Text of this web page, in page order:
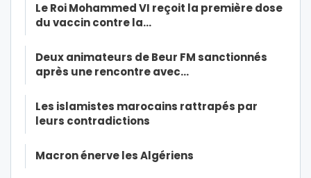
Le Roi Mohammed VI reçoit la première dose
du vaccin contre la…
Deux animateurs de Beur FM sanctionnés
après une rencontre avec…
Les islamistes marocains rattrapés par
leurs contradictions
Macron énerve les Algériens